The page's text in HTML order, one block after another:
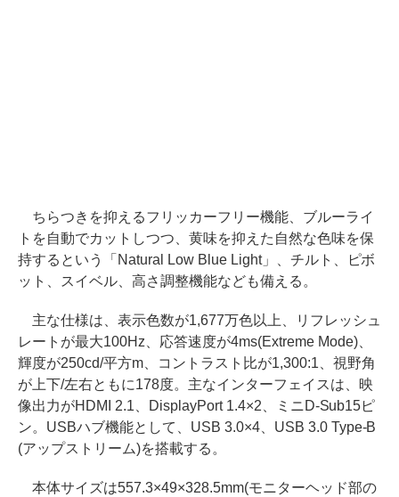
ちらつきを抑えるフリッカーフリー機能、ブルーライ
トを自動でカットしつつ、黄味を抑えた自然な色味を保
持するという「Natural Low Blue Light」、チルト、ピボ
ット、スイベル、高さ調整機能なども備える。
主な仕様は、表示色数が1,677万色以上、リフレッシュ
レートが最大100Hz、応答速度が4ms(Extreme Mode)、
輝度が250cd/平方m、コントラスト比が1,300:1、視野角
が上下/左右ともに178度。主なインターフェイスは、映
像出力がHDMI 2.1、DisplayPort 1.4×2、ミニD-Sub15ピ
ン。USBハブ機能として、USB 3.0×4、USB 3.0 Type-B
(アップストリーム)を搭載する。
本体サイズは557.3×49×328.5mm(モニターヘッド部の